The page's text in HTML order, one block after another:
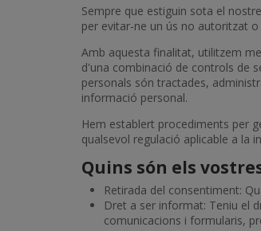
Sempre que estiguin sota el
per evitar-ne un ús no autoritzat o
Amb aquesta finalitat, utilitzem
d'una combinació de controls de
personals són tractades,
informació personal.
Hem establert procediments per
qualsevol regulació aplicable a la
Quins són els
Retirada del consentiment:
Dret a ser informat: Teniu el
comunicacions i formularis,